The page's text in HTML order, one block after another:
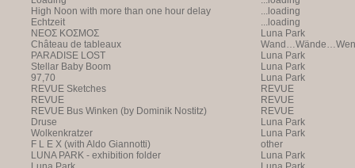
High Noon with more than one hour delay
...loading
Echtzeit
...loading
NEOΣ KOΣMOΣ
Luna Park
Château de tableaux
PARADISE LOST
Luna Park
Stellar Baby Boom
Luna Park
97,70
Luna Park
REVUE Sketches
REVUE
REVUE
REVUE
REVUE Bus Winken (by Dominik Nostitz)
REVUE
Druse
Luna Park
Wolkenkratzer
Luna Park
F L E X (with Aldo Giannotti)
other
LUNA PARK - exhibition folder
Luna Park